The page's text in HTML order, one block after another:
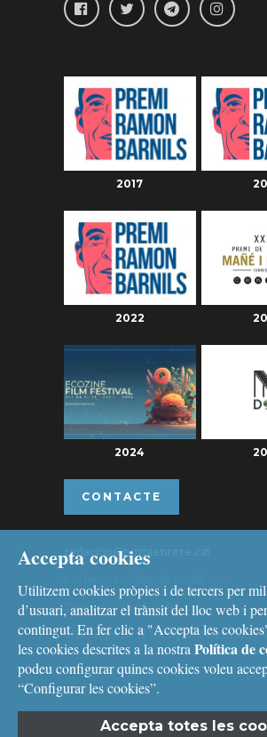
2017
2022
2024
CONTACTE
redaccio@portaenrere.cat
Telèfon: 626 26 19 93
Missatgeria: Whatsapp, Telegram i
Avís legaliPolítica de cookies
Accepta cookies
Utilitzem cookies pròpies i de tercers per
d’usuari, analitzar el trànsit del lloc web i
contingut. En fer clic a "Accepta les
les cookies descrites a la nostra Política de
podeu configurar quines cookies voleu
“Configurar les cookies”.
Accepta totes les